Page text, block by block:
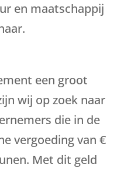
en maatschappij
een groot
wij op zoek naar
die in de
vergoeding van €
Met dit geld